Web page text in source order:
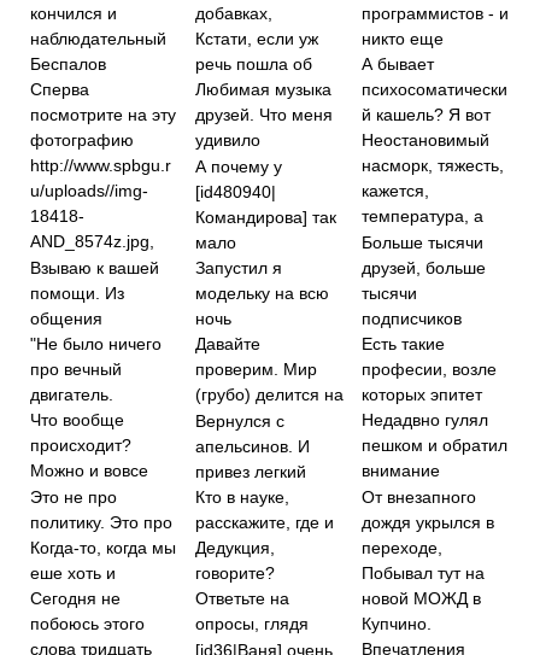
кончился и
наблюдательный
Беспалов
Сперва
посмотрите на эту
фотографию
http://www.spbgu.r
u/uploads//img-
18418-
AND_8574z.jpg,
Взываю к вашей
помощи. Из
общения
"Не было ничего
про вечный
двигатель.
Что вообще
происходит?
Можно и вовсе
Это не про
политику. Это про
Когда-то, когда мы
еше хоть и
Сегодня не
побоюсь этого
слова тридцать
добавках,
Кстати, если уж
речь пошла об
Любимая музыка
друзей. Что меня
удивило
А почему у
[id480940|
Командирова] так
мало
Запустил я
модельку на всю
ночь
Давайте
проверим. Мир
(грубо) делится на
Вернулся с
апельсинов. И
привез легкий
Кто в науке,
расскажите, где и
Дедукция,
говорите?
Ответьте на
опросы, глядя
[id36|Ваня] очень
программистов - и
никто еще
А бывает
психосоматически
й кашель? Я вот
Неостановимый
насморк, тяжесть,
кажется,
температура, а
Больше тысячи
друзей, больше
тысячи
подписчиков
Есть такие
професии, возле
которых эпитет
Недадвно гулял
пешком и обратил
внимание
От внезапного
дождя укрылся в
переходе,
Побывал тут на
новой МОЖД в
Купчино.
Впечатления